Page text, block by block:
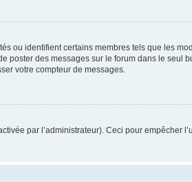
ou identifient certains membres tels que les
poster des messages sur le forum dans le seul
votre compteur de messages.
par l’administrateur). Ceci pour empêcher